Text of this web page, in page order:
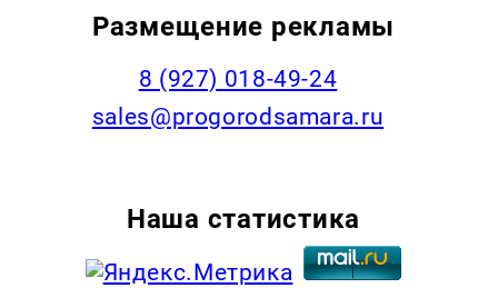
Размещение рекламы
8 (927) 018-49-24
sales@progorodsamara.ru
Наша статистика